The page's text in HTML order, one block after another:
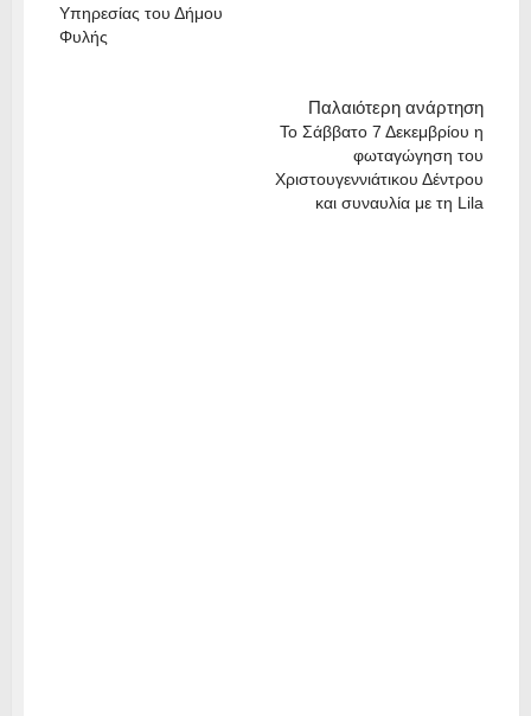
Υπηρεσίας του Δήμου
Φυλής
Παλαιότερη ανάρτηση
Το Σάββατο 7 Δεκεμβρίου η
φωταγώγηση του
Χριστουγεννιάτικου Δέντρου
και συναυλία με τη Lila